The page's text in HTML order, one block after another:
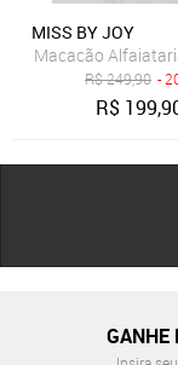
MISS BY JOY
Macacão
R$249,90 -
R$
GANHE